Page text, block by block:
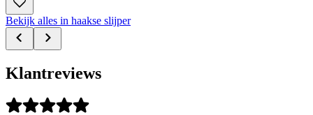
Bekijk alles in haakse slijper
Klantreviews